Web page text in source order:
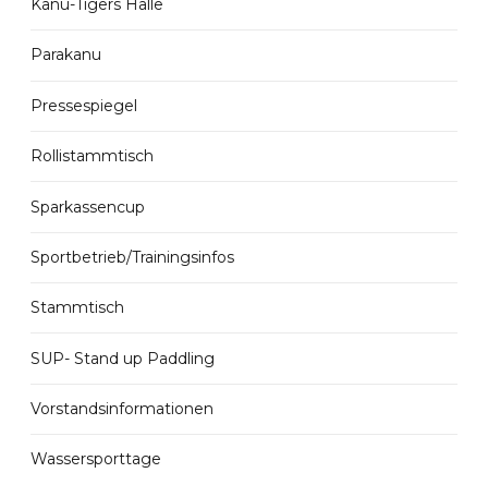
Kanu-Tigers Halle
Parakanu
Pressespiegel
Rollistammtisch
Sparkassencup
Sportbetrieb/Trainingsinfos
Stammtisch
SUP- Stand up Paddling
Vorstandsinformationen
Wassersporttage